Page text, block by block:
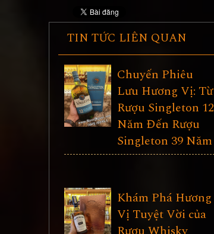
TIN TỨC LIÊN QUAN
Chuyến Phiêu
Lưu Hương Vị: Từ
Rượu Singleton 12
Năm Đến Rượu
Singleton 39 Năm
Khám Phá Hương
Vị Tuyệt Vời của